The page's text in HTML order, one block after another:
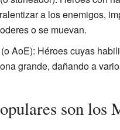
a los enemigos,
o se muevan.
(o AoE): Héroes cuyas
grande, dañando a
son los